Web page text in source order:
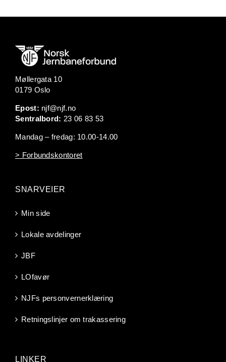
Møllergata 10
0179 Oslo
Epost: njf@njf.no
Sentralbord: 23 06 83 53
Mandag – fredag: 10.00-14.00
> Forbundskontoret
SNARVEIER
Min side
Lokale avdelinger
JBF
LOfavør
NJFs personvernerklæring
Retningslinjer om trakassering
LINKER